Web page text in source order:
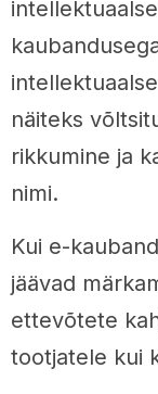
näiteks
rikkumine ja
nimi.
Kui e-
jäävad
ettevõtete
tootjatele kui